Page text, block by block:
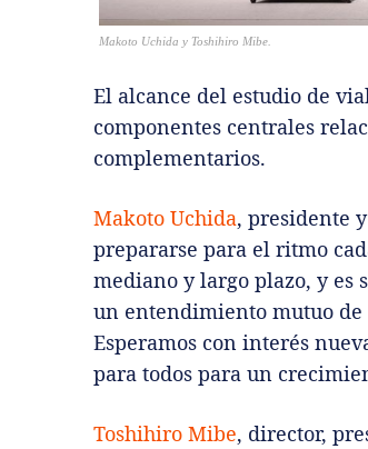
Makoto Uchida y Toshihiro Mibe.
El alcance del estudio de
componentes centrales
complementarios.
Makoto Uchida, presidente
prepararse para el ritmo
mediano y largo plazo, y es
un entendimiento mutuo de
Esperamos con interés
para todos para un
Toshihiro Mibe, director,